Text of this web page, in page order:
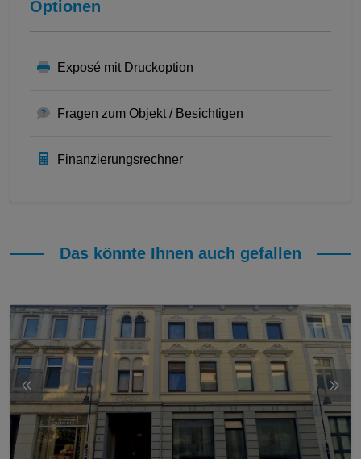
Optionen
Exposé mit Druckoption
Fragen zum Objekt / Besichtigen
Finanzierungsrechner
Das könnte Ihnen auch gefallen